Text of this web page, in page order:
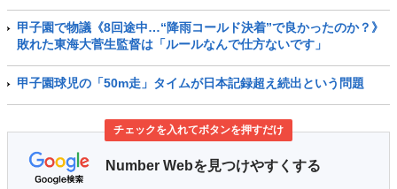
甲子園で物議《8回途中…“降雨コールド決着”で良かったのか？》
敗れた東海大菅生監督は「ルールなんで仕方ないです」
甲子園球児の「50m走」タイムが日本記録超え続出という問題
チェックを入れてボタンを押すだけ
Number Webを見つけやすくする